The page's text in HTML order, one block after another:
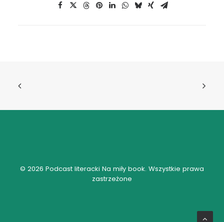
© 2026 Podcast literacki Na miły book. Wszystkie prawa
zastrzeżone